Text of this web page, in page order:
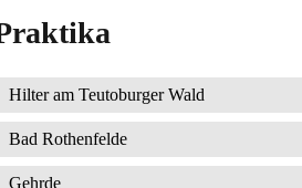
Hilter am Teutoburger Wald
Bad Rothenfelde
Gehrde